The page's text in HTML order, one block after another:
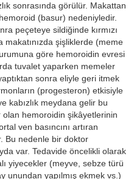
sonrasında görülür. Makattan
(basur) nedeniyledir.
peçeteye sildiğinde kırmızı
makatınızda şişliklerde (meme
göre hemoroidin evresi
tuvalet yaparken memeler
sonra eliyle geri itmek
(progesteron) etkisiyle
kabızlık meydana gelir bu
hemoroidin şikâyetlerinin
ven basıncını artıran
Bu nedenle bir doktor
var. Tedavide öncelikli olarak
yiyecekler (meyve, sebze türü
unundan yapılmış ekmek vs.)